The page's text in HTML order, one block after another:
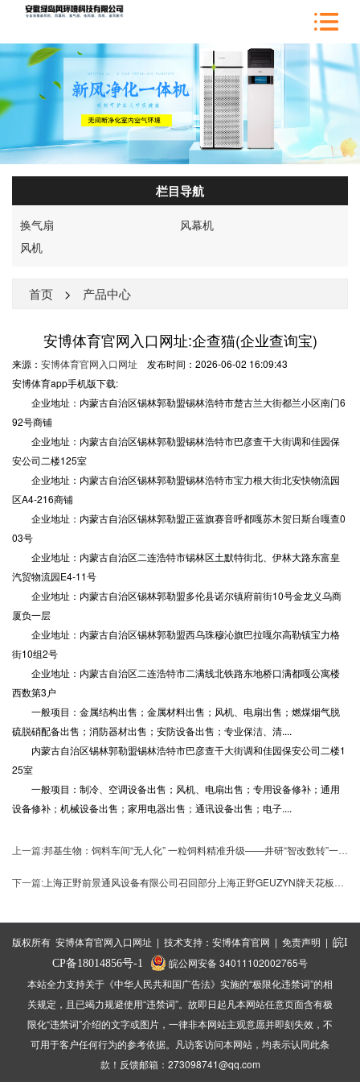
栏目导航
换气扇
风幕机
风机
首页 > 产品中心
安博体育官网入口网址:企查猫(企业查询宝)
来源： 安博体育官网入口网址 发布时间：2026-06-02 16:09:43
安博体育app手机版下载:
企业地址：内蒙古自治区锡林郭勒盟锡林浩特市楚古兰大街都兰小区南门6
92号商铺
企业地址：内蒙古自治区锡林郭勒盟锡林浩特市巴彦查干大街调和佳园保
安公司二楼125室
企业地址：内蒙古自治区锡林郭勒盟锡林浩特市宝力根大街北安快物流园
区A4-216商铺
企业地址：内蒙古自治区锡林郭勒盟正蓝旗赛音呼都嘎苏木贺日斯台嘎查0
03号
企业地址：内蒙古自治区二连浩特市锡林区土默特街北、伊林大路东富皇
汽贸物流园E4-11号
企业地址：内蒙古自治区锡林郭勒盟多伦县诺尔镇府前街10号金龙义乌商
厦负一层
企业地址：内蒙古自治区锡林郭勒盟西乌珠穆沁旗巴拉嘎尔高勒镇宝力格
街10组2号
企业地址：内蒙古自治区二连浩特市二满线北铁路东地桥口满都嘎公寓楼
西数第3户
一般项目：金属结构出售；金属材料出售；风机、电扇出售；燃煤烟气脱
硫脱硝配备出售；消防器材出售；安防设备出售；专业保洁、清....
内蒙古自治区锡林郭勒盟锡林浩特市巴彦查干大街调和佳园保安公司二楼1
25室
一般项目：制冷、空调设备出售；风机、电扇出售；专用设备修补；通用
设备修补；机械设备出售；家用电器出售；通讯设备出售；电子....
上一篇:邦基生物：饲料车间“无人化” 一粒饲料精准升级——井研“智改数转”一线见闻系列报道③
下一篇: 上海正野前景通风设备有限公司召回部分上海正野GEUZYN牌天花板管道式高档换气扇
版权所有 安博体育官网入口网址 | 技术支持： 安博体育官网 | 免责声明 | 皖I
CP备18014856号-1
皖公网安备 34011102002765号
本站全力支持关于《中华人民共和国广告法》实施的“极限化违禁词”的相
关规定，且已竭力规避使用“违禁词”。故即日起凡本网站任意页面含有极
限化“违禁词”介绍的文字或图片，一律非本网站主观意愿并即刻失效，不
可用于客户任何行为的参考依据。凡访客访问本网站，均表示认同此条
款！反馈邮箱：273098741@qq.com